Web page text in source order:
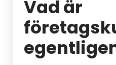
Vad är